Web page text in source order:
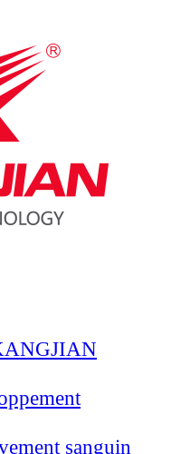
sanguin